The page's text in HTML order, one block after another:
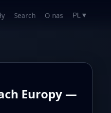
Search O nas PL ▼
Europy —